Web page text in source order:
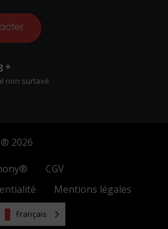
*
non surtaxé
2026
CGV
Mentions légales
Français